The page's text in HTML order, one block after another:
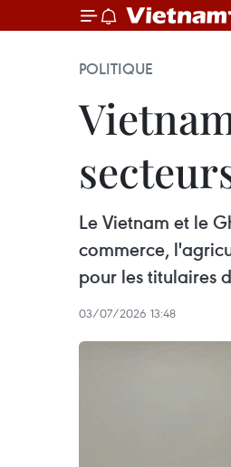
POLITIQUE
Le Vietnam et le
commerce,
pour les titulaires
03/07/2026 13:48